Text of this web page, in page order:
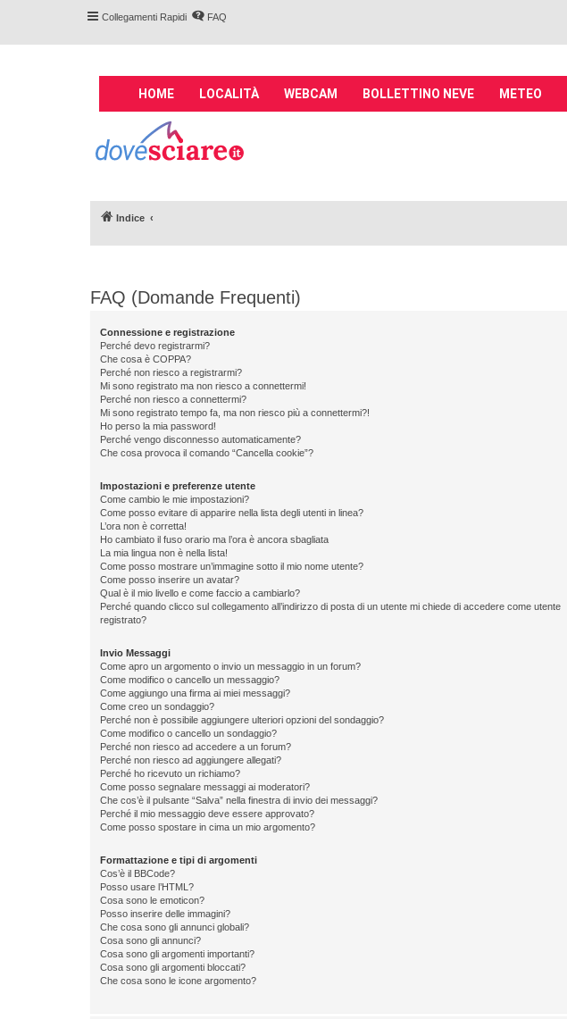
Collegamenti Rapidi FAQ
M
n
n
v
i
g
n
HOME LOCALITÀ WEBCAM BOLLETTINO NEVE METEO
Indice
FAQ (Domande Frequenti)
Connessione e registrazione
Perché devo registrarmi?
Che cosa è COPPA?
Perché non riesco a registrarmi?
Mi sono registrato ma non riesco a connettermi!
Perché non riesco a connettermi?
Mi sono registrato tempo fa, ma non riesco più a connettermi?!
Ho perso la mia password!
Perché vengo disconnesso automaticamente?
Che cosa provoca il comando “Cancella cookie”?
Impostazioni e preferenze utente
Come cambio le mie impostazioni?
Come posso evitare di apparire nella lista degli utenti in linea?
L’ora non è corretta!
Ho cambiato il fuso orario ma l’ora è ancora sbagliata
La mia lingua non è nella lista!
Come posso mostrare un’immagine sotto il mio nome utente?
Come posso inserire un avatar?
Qual è il mio livello e come faccio a cambiarlo?
Perché quando clicco sul collegamento all’indirizzo di posta di un utente mi chiede di accedere come utente
registrato?
Invio Messaggi
Come apro un argomento o invio un messaggio in un forum?
Come modifico o cancello un messaggio?
Come aggiungo una firma ai miei messaggi?
Come creo un sondaggio?
Perché non è possibile aggiungere ulteriori opzioni del sondaggio?
Come modifico o cancello un sondaggio?
Perché non riesco ad accedere a un forum?
Perché non riesco ad aggiungere allegati?
Perché ho ricevuto un richiamo?
Come posso segnalare messaggi ai moderatori?
Che cos’è il pulsante “Salva” nella finestra di invio dei messaggi?
Perché il mio messaggio deve essere approvato?
Come posso spostare in cima un mio argomento?
Formattazione e tipi di argomenti
Cos’è il BBCode?
Posso usare l’HTML?
Cosa sono le emoticon?
Posso inserire delle immagini?
Che cosa sono gli annunci globali?
Cosa sono gli annunci?
Cosa sono gli argomenti importanti?
Cosa sono gli argomenti bloccati?
Che cosa sono le icone argomento?